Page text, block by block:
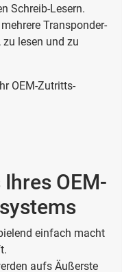
Schreib-Lesern.
Transponder-
lesen und zu
OEM-Zutritts­
OEM-
einfach macht
aufs Äußerste